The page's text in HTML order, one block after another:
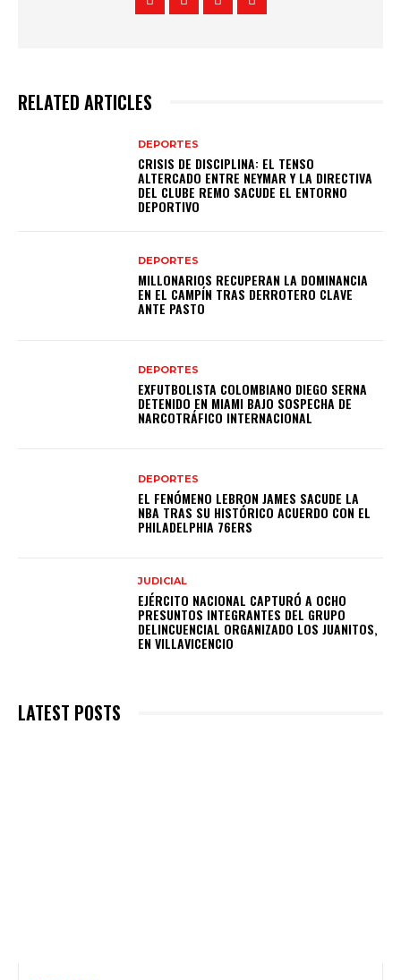
RELATED ARTICLES
DEPORTES
CRISIS DE DISCIPLINA: EL TENSO
ALTERCADO ENTRE NEYMAR Y LA DIRECTIVA
DEL CLUBE REMO SACUDE EL ENTORNO
DEPORTIVO
DEPORTES
MILLONARIOS RECUPERAN LA DOMINANCIA
EN EL CAMPÍN TRAS DERROTERO CLAVE
ANTE PASTO
DEPORTES
EXFUTBOLISTA COLOMBIANO DIEGO SERNA
DETENIDO EN MIAMI BAJO SOSPECHA DE
NARCOTRÁFICO INTERNACIONAL
DEPORTES
EL FENÓMENO LEBRON JAMES SACUDE LA
NBA TRAS SU HISTÓRICO ACUERDO CON EL
PHILADELPHIA 76ERS
JUDICIAL
EJÉRCITO NACIONAL CAPTURÓ A OCHO
PRESUNTOS INTEGRANTES DEL GRUPO
DELINCUENCIAL ORGANIZADO LOS JUANITOS,
EN VILLAVICENCIO
LATEST POSTS